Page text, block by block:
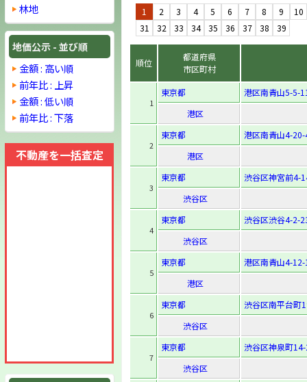
林地
地価公示 - 並び順
金額 : 高い順
前年比 : 上昇
金額 : 低い順
前年比 : 下落
不動産を一括査定
1 2 3 4 5 6 7 8 9
10
31
32 33 34 35 36 37 38 39
順位
都道府県
市区町村
1
東京都
港区南青山5-5-
港区
2
東京都
港区南青山4-20-
港区
3
東京都
渋谷区神宮前4-
渋谷区
4
東京都
渋谷区渋谷4-2-
渋谷区
5
東京都
港区南青山4-12-
港区
6
東京都
渋谷区南平台町
渋谷区
7
東京都
渋谷区神泉町
渋谷区